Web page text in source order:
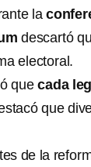
la
descartó
electoral.
quecada
que
de la